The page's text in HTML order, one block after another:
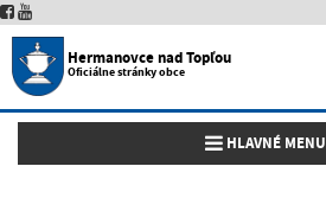
Hermanovce nad Topľou
Oficiálne stránky obce
Toggle navigation
HLAVNÉ MENU